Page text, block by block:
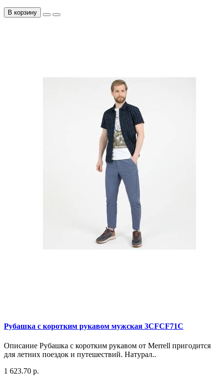
В корзину
Рубашка с коротким рукавом мужская 3CFCF71C
Описание Рубашка с коротким рукавом от Merrell пригодится
для летних поездок и путешествий. Натурал..
1 623.70 р.